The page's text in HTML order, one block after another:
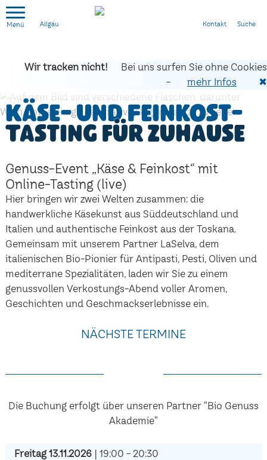
Allgäu
Wir tracken nicht!
Bei uns surfen Sie ohne Cookies
-
mehr Infos ✖
Käse- und Feinkost-
Tasting für zuhause
Genuss-Event „Käse & Feinkost“ mit
Online-Tasting (live)
Hier bringen wir zwei Welten zusammen: die
handwerkliche Käsekunst aus Süddeutschland und
Italien und authentische Feinkost aus der Toskana.
Gemeinsam mit unserem Partner LaSelva, dem
italienischen Bio-Pionier für Antipasti, Pesti, Oliven und
mediterrane Spezialitäten, laden wir Sie zu einem
genussvollen Verkostungs-Abend voller Aromen,
Geschichten und Geschmackserlebnisse ein.
NÄCHSTE TERMINE
Die Buchung erfolgt über unseren Partner "Bio Genuss
Akademie"
Freitag 13.11.2026| 19:00 - 20:30